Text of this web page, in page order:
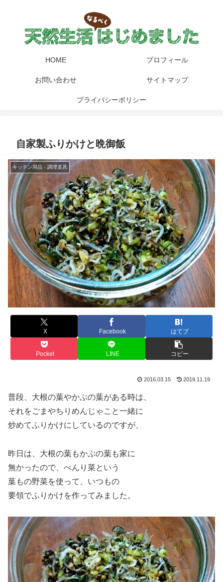
HOME プロフィール
お問い合わせ サイトマップ
プライバシーポリシー
自家製ふりかけと晩御飯
キッチン用品・調理道具
X Facebook はてブ
Pocket LINE コピー
2016.03.15 2019.11.19
普段、大根の葉やかぶの葉がある時は、
それをごまやちりめんじゃこと一緒に
炒めてふりかけにしているのですが、
昨日は、大根の葉もかぶの葉も家に
無かったので、べんり菜という
葉もの野菜を使って、いつもの
要領でふりかけを作ってみました。